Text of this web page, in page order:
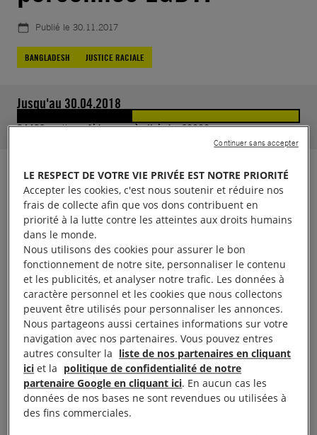
Publié le 30.11.2017
BANGLADESH JUSTICE RACIALE
Jusqu'au 30.04.2018
24439soutiens.Aidez-nous à atteindre 60000
Xulhaz Mannan était un éminent défenseur des
droits des minorités sexuelles. Le 25 avril 2016,
de soi-disant coursiers ont fait irruption dans son
appartement à Dacca. Sous les yeux de sa mère
âgée de 75 ans, Xulhaz, et un collaborateur qui se
trouvait avec lui, ont été tués à coups de machette.
En 2014, il avait cofondé le seul magazine
bangladais consacré aux lesbiennes, gays,
bisexuelles et transgenres. Une entreprise à risques
dans un pays où les relations intimes entre
personnes de même sexe peuvent être punies par la
prison.
LE RESPECT DE VOTRE VIE PRIVÉE EST NOTRE PRIORITÉ
Accepter les cookies, c'est nous soutenir et réduire nos
frais de collecte afin que vos dons contribuent en
priorité à la lutte contre les atteintes aux droits humains
dans le monde.
Nous utilisons des cookies pour assurer le bon
fonctionnement de notre site, personnaliser le contenu
et les publicités, et analyser notre trafic. Les données à
caractère personnel et les cookies que nous collectons
peuvent être utilisés pour personnaliser les annonces.
Nous partageons aussi certaines informations sur votre
navigation avec nos partenaires. Vous pouvez entres
autres consulter la liste de nos partenaires en cliquant
ici et la politique de confidentialité de notre
partenaire Google en cliquant ici. En aucun cas les
données de nos bases ne sont revendues ou utilisées à
des fins commerciales.
Continuer sans accepter